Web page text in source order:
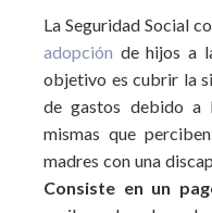
La Seguridad Social
adopción de hijos a
objetivo es cubrir la
de gastos debido a
mismas que
madres con una
Consiste en un